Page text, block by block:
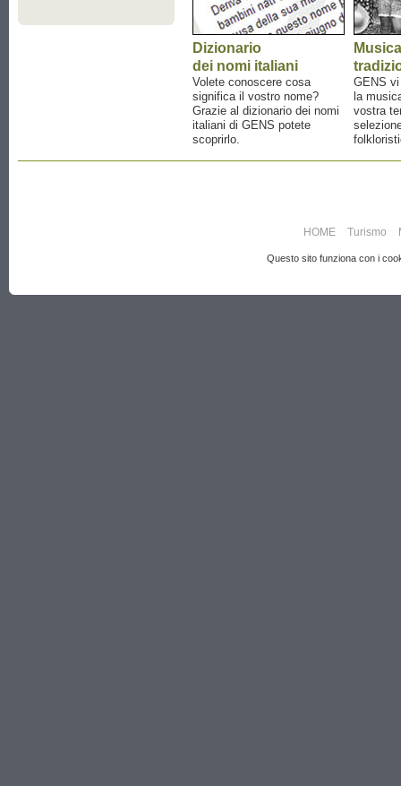
Dizionario
dei nomi italiani
Volete conoscere cosa
significa il vostro nome?
Grazie al dizionario dei nomi
italiani di GENS potete
scoprirlo.
Musica
GENS
la
vostra
HOME Turismo
Questo sito funziona con i